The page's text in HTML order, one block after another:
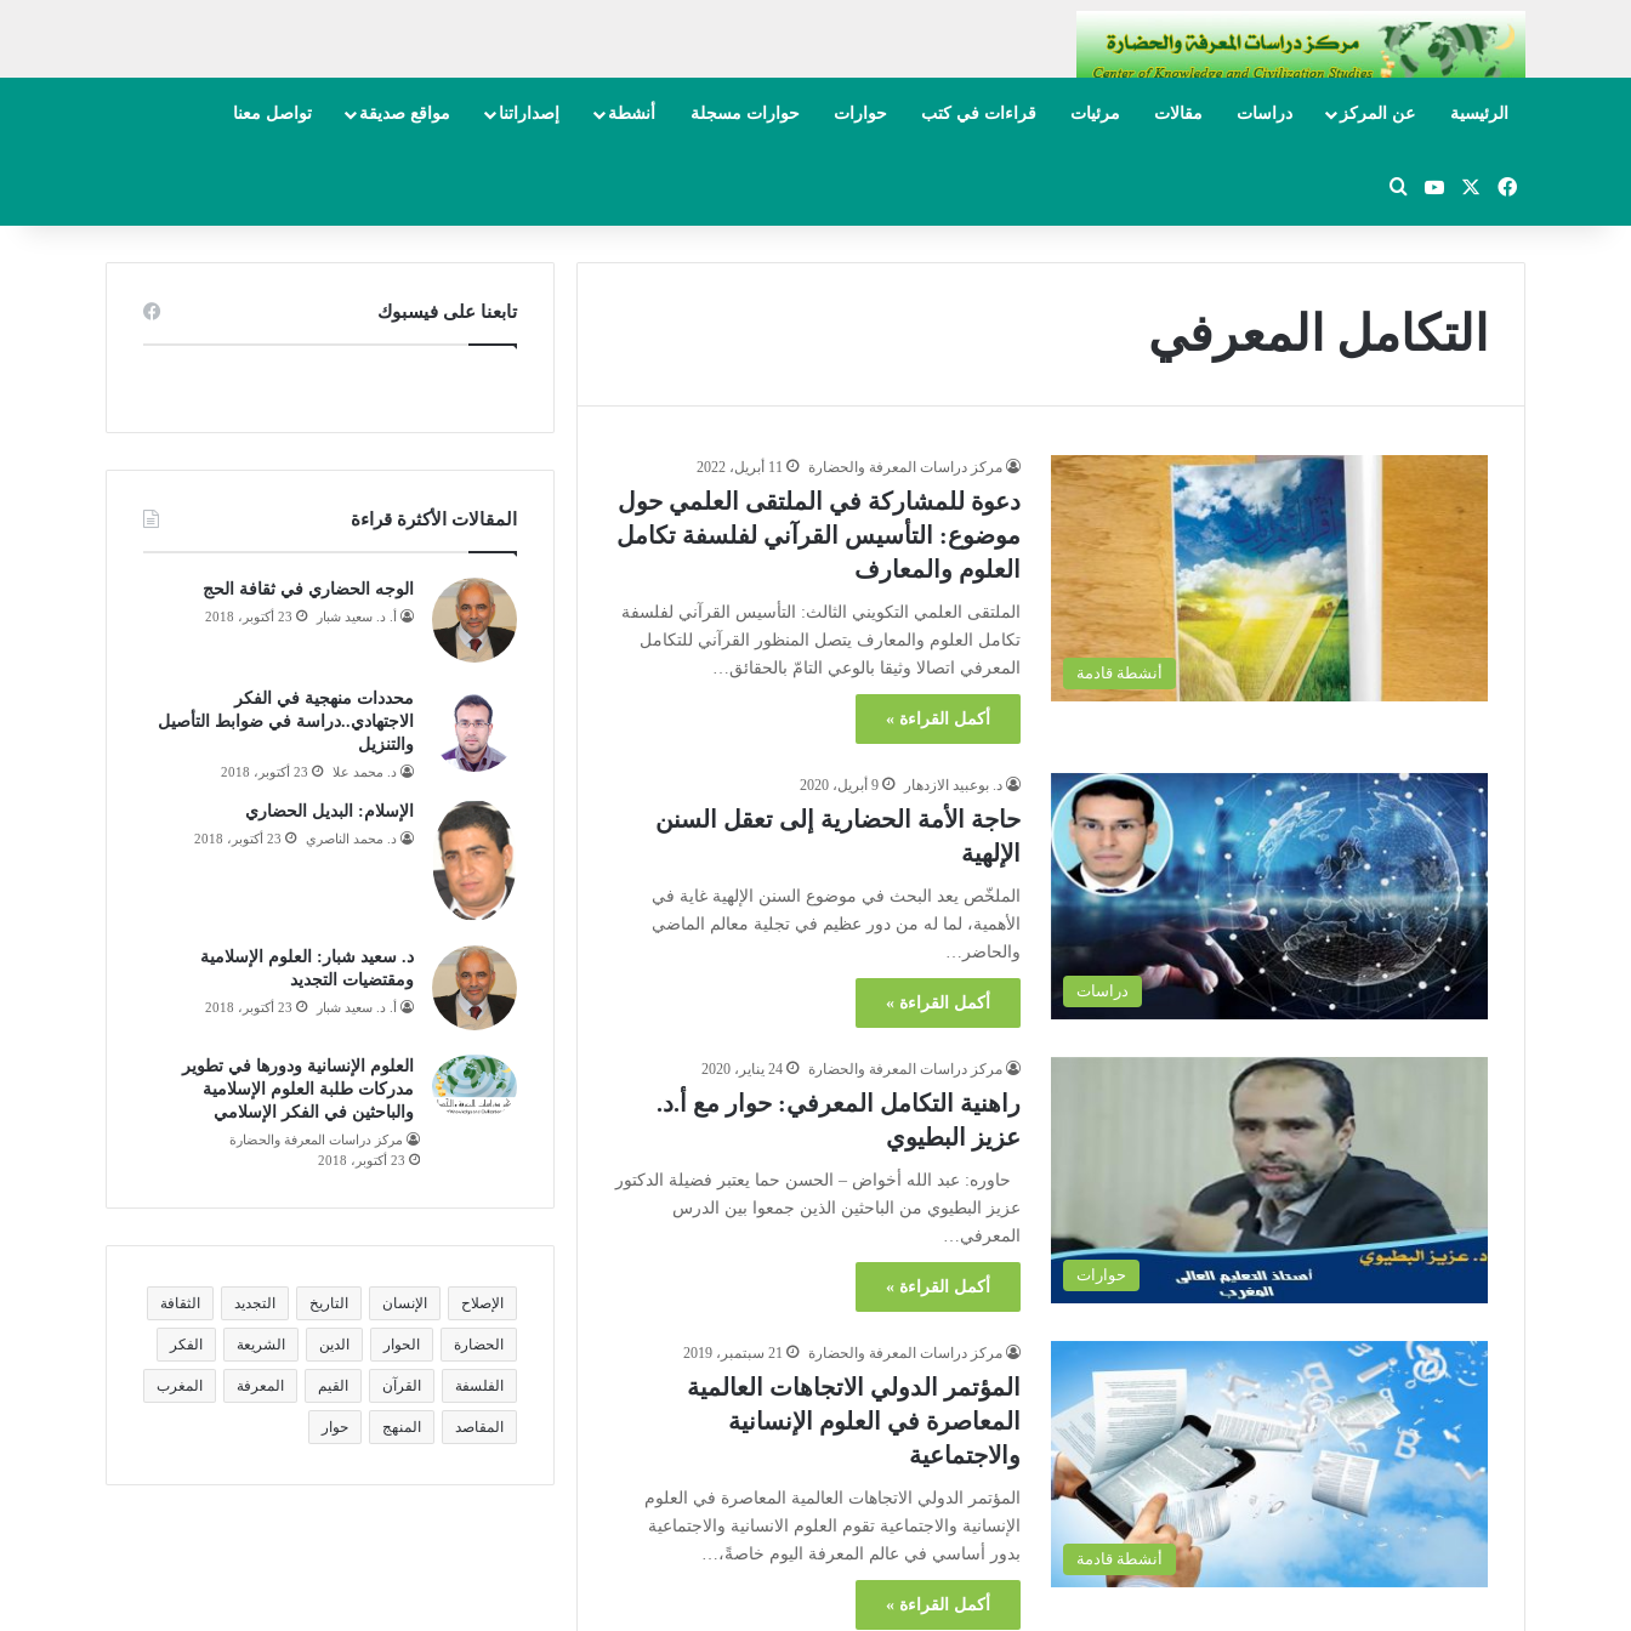
الرئيسية عن المركز دراسات مقالات مرئيات قراءات في كتب حوارات حوارات مسجلة أنشطة إصداراتنا مواقع صديقة تواصل معنا
فيسبوك ‫YouTube
التكامل المعرفي
أنشطة قادمة
مركز دراسات المعرفة والحضارة 11 أبريل، 2022
دعوة للمشاركة في الملتقى العلمي حول
موضوع: التأسيس القرآني لفلسفة تكامل
العلوم والمعارف
الملتقى العلمي التكويني الثالث: التأسيس القرآني لفلسفة
تكامل العلوم والمعارف يتصل المنظور القرآني للتكامل
المعرفي اتصالا وثيقا بالوعي التامّ بالحقائق…
أكمل القراءة »
دراسات
د. بوعبيد الازدهار 9 أبريل، 2020
حاجة الأمة الحضارية إلى تعقل السنن
الإلهية
الملخّص يعد البحث في موضوع السنن الإلهية غاية في
الأهمية، لما له من دور عظيم في تجلية معالم الماضي
والحاضر…
أكمل القراءة »
حوارات
مركز دراسات المعرفة والحضارة 24 يناير، 2020
راهنية التكامل المعرفي: حوار مع أ.د.
عزيز البطيوي
حاوره: عبد الله أخواض – الحسن حما يعتبر فضيلة الدكتور
عزيز البطيوي من الباحثين الذين جمعوا بين الدرس
المعرفي…
أكمل القراءة »
أنشطة قادمة
مركز دراسات المعرفة والحضارة 21 سبتمبر، 2019
المؤتمر الدولي الاتجاهات العالمية
المعاصرة في العلوم الإنسانية
والاجتماعية
المؤتمر الدولي الاتجاهات العالمية المعاصرة في العلوم
الإنسانية والاجتماعية تقوم العلوم الانسانية والاجتماعية
بدور أساسي في عالم المعرفة اليوم خاصةً،…
أكمل القراءة »
تابعنا على فيسبوك
المقالات الأكثرة قراءة
الوجه الحضاري في ثقافة الحج
أ. د. سعيد شبار 23 أكتوبر، 2018
محددات منهجية في الفكر
الاجتهادي..دراسة في ضوابط التأصيل
والتنزيل
د. محمد علا 23 أكتوبر، 2018
الإسلام: البديل الحضاري
د. محمد الناصري 23 أكتوبر، 2018
د. سعيد شبار: العلوم الإسلامية
ومقتضيات التجديد
أ. د. سعيد شبار 23 أكتوبر، 2018
العلوم الإنسانية ودورها في تطوير
مدركات طلبة العلوم الإسلامية
والباحثين في الفكر الإسلامي
مركز دراسات المعرفة والحضارة
23 أكتوبر، 2018
الإصلاح الإنسان التاريخ التجديد الثقافة
الحضارة الحوار الدين الشريعة الفكر
الفلسفة القرآن القيم المعرفة المغرب
المقاصد المنهج حوار